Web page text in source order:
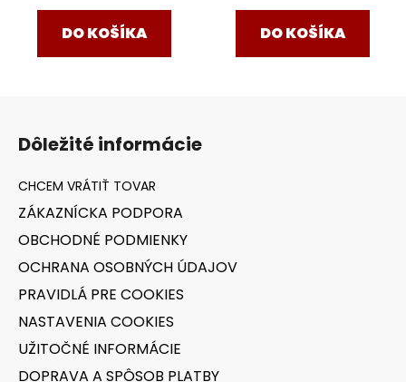
DO KOŠÍKA DO KOŠÍKA
Dôležité informácie
ZÁKAZNÍCKA PODPORA
OBCHODNÉ PODMIENKY
OCHRANA OSOBNÝCH ÚDAJOV
PRAVIDLÁ PRE COOKIES
NASTAVENIA COOKIES
UŽITOČNÉ INFORMÁCIE
DOPRAVA A SPÔSOB PLATBY